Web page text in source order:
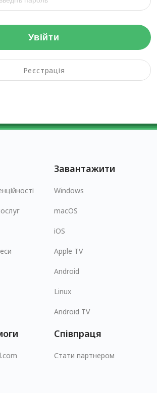
Увійти
Реєстрація
Завантажити
Windows
macOS
iOS
Apple TV
Android
Linux
Android TV
Співпраця
Стати партнером